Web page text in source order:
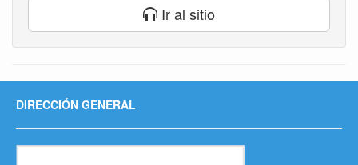
Ir al sitio
DIRECCIÓN GENERAL